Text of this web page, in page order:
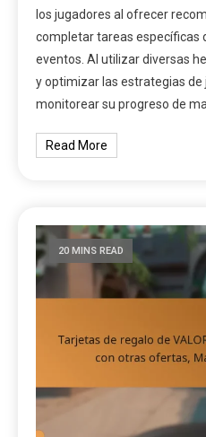
los jugadores al ofrecer
completar tareas específicas
eventos. Al utilizar diversas
y optimizar las estrategias de
monitorear su progreso de
Read More
20 MINS READ